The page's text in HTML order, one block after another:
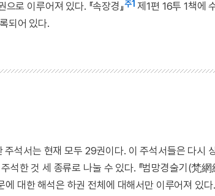
로 이루어져 있다. 『속장경』주1 제1편 16투 1책에
되어 있다.
주석서는 현재 모두 29권이다. 이 주석서들은 다시
석한 것 세 종류로 나눌 수 있다. 『범망경술기(梵網
대한 해석은 하권 전체에 대해서만 이루어져 있다.